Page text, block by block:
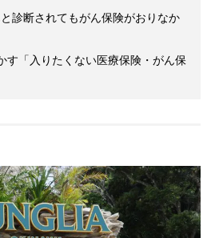
診断されてもがん保険がおりなか
す「入りたくない医療保険・がん保